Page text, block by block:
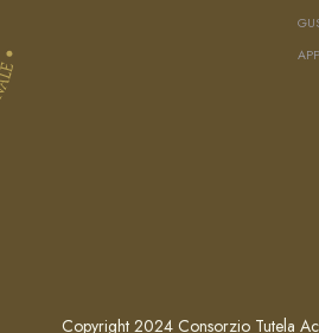
Copyright 2024 Consorzio Tutela